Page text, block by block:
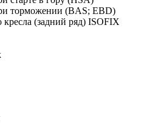
торможении (BAS; EBD)
кресла (задний ряд) ISOFIX